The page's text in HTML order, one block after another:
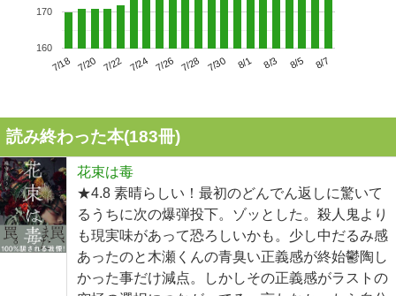
7/18 7/20 7/22 7/24 7/26 7/28 7/30 8/1 8/3 8/5 8/7
160
170
読み終わった本(183冊)
花束は毒
★4.8 素晴らしい！最初のどんでん返しに驚いて
るうちに次の爆弾投下。ゾッとした。殺人鬼より
も現実味があって恐ろしいかも。少し中だるみ感
あったのと木瀬くんの青臭い正義感が終始鬱陶し
かった事だけ減点。しかしその正義感がラストの